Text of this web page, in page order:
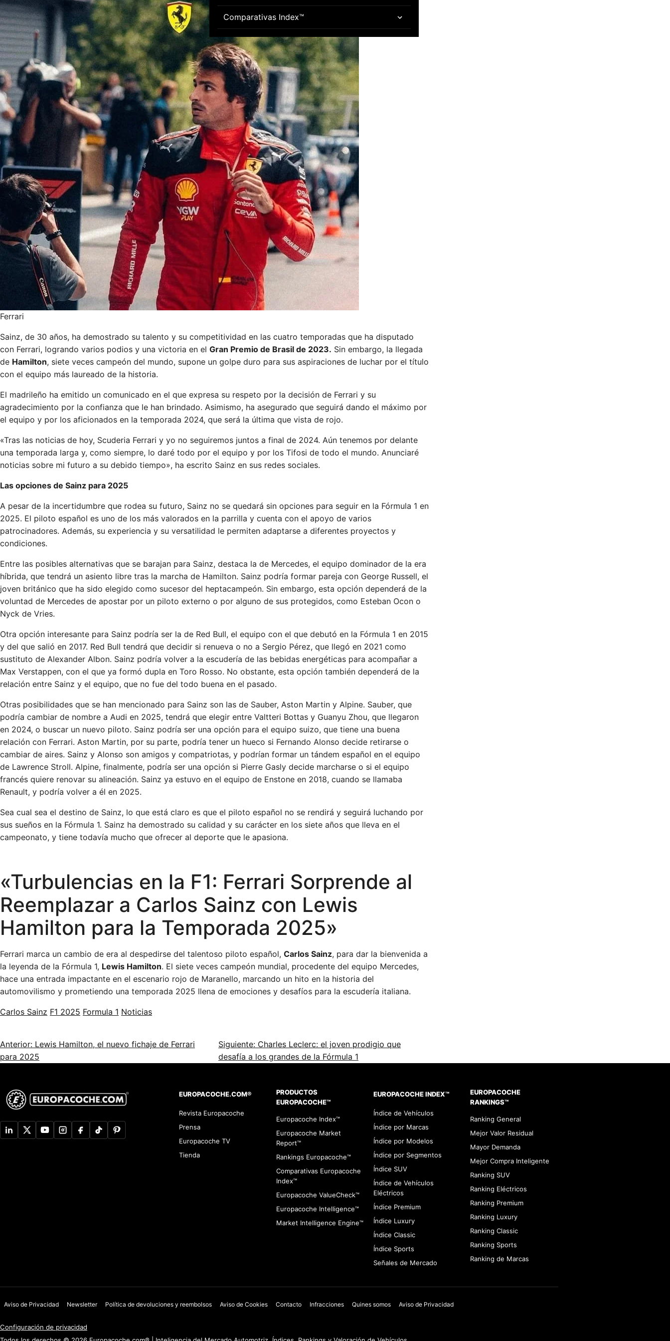
Comparativas Index™
Ferrari
Sainz, de 30 años, ha demostrado su talento y su competitividad en las cuatro temporadas que ha disputado
con Ferrari, logrando varios podios y una victoria en el Gran Premio de Brasil de 2023. Sin embargo, la llegada
de Hamilton, siete veces campeón del mundo, supone un golpe duro para sus aspiraciones de luchar por el título
con el equipo más laureado de la historia.
El madrileño ha emitido un comunicado en el que expresa su respeto por la decisión de Ferrari y su
agradecimiento por la confianza que le han brindado. Asimismo, ha asegurado que seguirá dando el máximo por
el equipo y por los aficionados en la temporada 2024, que será la última que vista de rojo.
«Tras las noticias de hoy, Scuderia Ferrari y yo no seguiremos juntos a final de 2024. Aún tenemos por delante
una temporada larga y, como siempre, lo daré todo por el equipo y por los Tifosi de todo el mundo. Anunciaré
noticias sobre mi futuro a su debido tiempo», ha escrito Sainz en sus redes sociales.
Las opciones de Sainz para 2025
A pesar de la incertidumbre que rodea su futuro, Sainz no se quedará sin opciones para seguir en la Fórmula 1 en
2025. El piloto español es uno de los más valorados en la parrilla y cuenta con el apoyo de varios
patrocinadores. Además, su experiencia y su versatilidad le permiten adaptarse a diferentes proyectos y
condiciones.
Entre las posibles alternativas que se barajan para Sainz, destaca la de Mercedes, el equipo dominador de la era
híbrida, que tendrá un asiento libre tras la marcha de Hamilton. Sainz podría formar pareja con George Russell, el
joven británico que ha sido elegido como sucesor del heptacampeón. Sin embargo, esta opción dependerá de la
voluntad de Mercedes de apostar por un piloto externo o por alguno de sus protegidos, como Esteban Ocon o
Nyck de Vries.
Otra opción interesante para Sainz podría ser la de Red Bull, el equipo con el que debutó en la Fórmula 1 en 2015
y del que salió en 2017. Red Bull tendrá que decidir si renueva o no a Sergio Pérez, que llegó en 2021 como
sustituto de Alexander Albon. Sainz podría volver a la escudería de las bebidas energéticas para acompañar a
Max Verstappen, con el que ya formó dupla en Toro Rosso. No obstante, esta opción también dependerá de la
relación entre Sainz y el equipo, que no fue del todo buena en el pasado.
Otras posibilidades que se han mencionado para Sainz son las de Sauber, Aston Martin y Alpine. Sauber, que
podría cambiar de nombre a Audi en 2025, tendrá que elegir entre Valtteri Bottas y Guanyu Zhou, que llegaron
en 2024, o buscar un nuevo piloto. Sainz podría ser una opción para el equipo suizo, que tiene una buena
relación con Ferrari. Aston Martin, por su parte, podría tener un hueco si Fernando Alonso decide retirarse o
cambiar de aires. Sainz y Alonso son amigos y compatriotas, y podrían formar un tándem español en el equipo
de Lawrence Stroll. Alpine, finalmente, podría ser una opción si Pierre Gasly decide marcharse o si el equipo
francés quiere renovar su alineación. Sainz ya estuvo en el equipo de Enstone en 2018, cuando se llamaba
Renault, y podría volver a él en 2025.
Sea cual sea el destino de Sainz, lo que está claro es que el piloto español no se rendirá y seguirá luchando por
sus sueños en la Fórmula 1. Sainz ha demostrado su calidad y su carácter en los siete años que lleva en el
campeonato, y tiene todavía mucho que ofrecer al deporte que le apasiona.
«Turbulencias en la F1: Ferrari Sorprende al
Reemplazar a Carlos Sainz con Lewis
Hamilton para la Temporada 2025»
Ferrari marca un cambio de era al despedirse del talentoso piloto español, Carlos Sainz, para dar la bienvenida a
la leyenda de la Fórmula 1, Lewis Hamilton. El siete veces campeón mundial, procedente del equipo Mercedes,
hace una entrada impactante en el escenario rojo de Maranello, marcando un hito en la historia del
automovilismo y prometiendo una temporada 2025 llena de emociones y desafíos para la escudería italiana.
Carlos Sainz F1 2025 Formula 1 Noticias
Anterior: Lewis Hamilton, el nuevo fichaje de Ferrari
para 2025
Siguiente: Charles Leclerc: el joven prodigio que
desafía a los grandes de la Fórmula 1
EUROPACOCHE.COM®
Revista Europacoche
Prensa
Europacoche TV
Tienda
PRODUCTOS
EUROPACOCHE™
Europacoche Index™
Europacoche Market
Report™
Rankings Europacoche™
Comparativas Europacoche
Index™
Europacoche ValueCheck™
Europacoche Intelligence™
Market Intelligence Engine™
EUROPACOCHE INDEX™
Índice de Vehículos
Índice por Marcas
Índice por Modelos
Índice por Segmentos
Índice SUV
Índice de Vehículos
Eléctricos
Índice Premium
Índice Luxury
Índice Classic
Índice Sports
Señales de Mercado
EUROPACOCHE
RANKINGS™
Ranking General
Mejor Valor Residual
Mayor Demanda
Mejor Compra Inteligente
Ranking SUV
Ranking Eléctricos
Ranking Premium
Ranking Luxury
Ranking Classic
Ranking Sports
Ranking de Marcas
Aviso de Privacidad Newsletter Política de devoluciones y reembolsos Aviso de Cookies Contacto Infracciones Quines somos Aviso de Privacidad
Configuración de privacidad